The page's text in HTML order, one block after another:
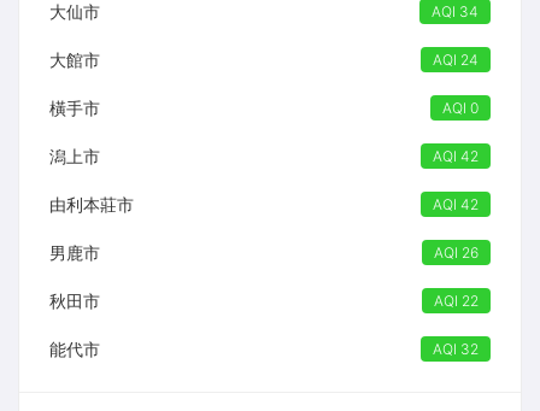
大仙市 AQI 34
大館市 AQI 24
橫手市 AQI 0
潟上市 AQI 42
由利本莊市 AQI 42
男鹿市 AQI 26
秋田市 AQI 22
能代市 AQI 32